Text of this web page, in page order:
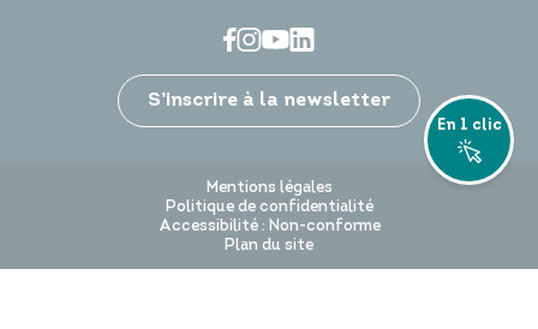
Je participe
S’inscrire à la newsletter
Mentions légales
Politique de confidentialité
Accessibilité : Non-conforme
Plan du site
En 1 clic